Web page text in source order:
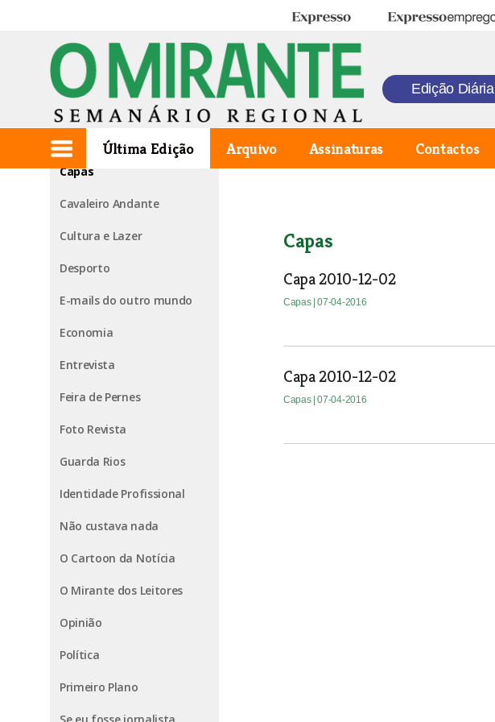
Expresso Expresso Emprego
Edição Diária
Última Edição Arquivo Assinaturas Contactos
1ª página
Agora falo eu
Capas
Cavaleiro Andante
Cultura e Lazer
Desporto
E-mails do outro mundo
Economia
Entrevista
Feira de Pernes
Foto Revista
Guarda Rios
Identidade Profissional
Não custava nada
O Cartoon da Notícia
O Mirante dos Leitores
Opinião
Política
Primeiro Plano
Capas
Capa 2010-12-02
Capas | 07-04-2016
Capa 2010-12-02
Capas | 07-04-2016